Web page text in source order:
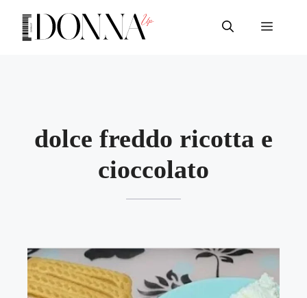
contenuto
Menu
dolce freddo ricotta e
cioccolato